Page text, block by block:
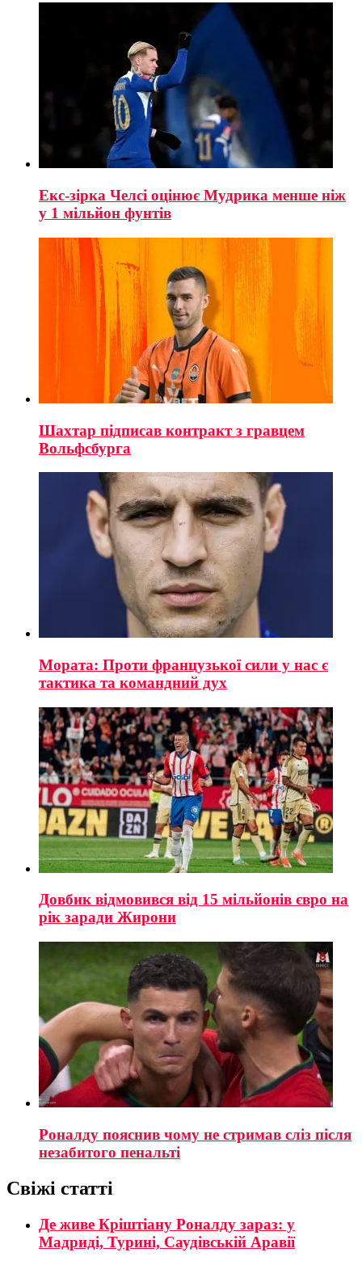
Екс-зірка Челсі оцінює Мудрика менше ніж
у 1 мільйон фунтів
Шахтар підписав контракт з гравцем
Вольфсбурга
Мората: Проти французької сили у нас є
тактика та командний дух
Довбик відмовився від 15 мільйонів євро на
рік заради Жирони
Роналду пояснив чому не стримав сліз після
незабитого пенальті
Свіжі статті
Де живе Кріштіану Роналду зараз: у
Мадриді, Турині, Саудівській Аравії